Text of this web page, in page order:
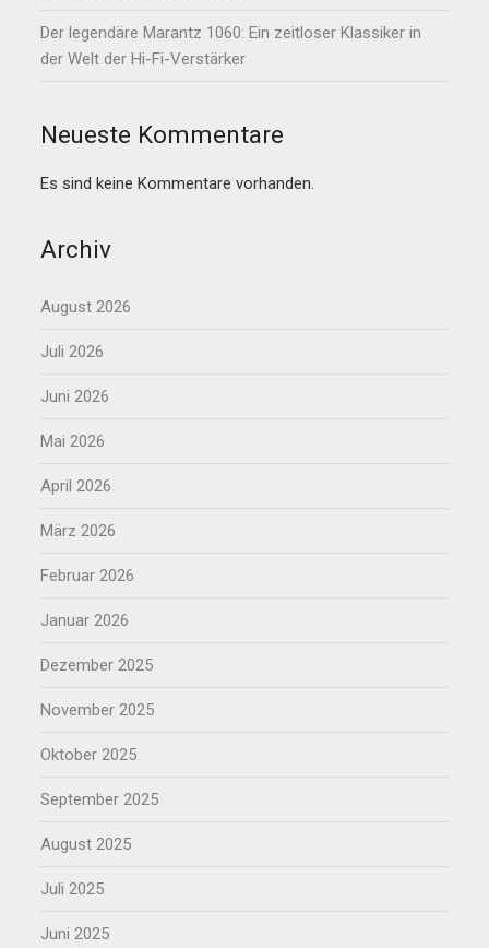
Der legendäre Marantz 1060: Ein zeitloser Klassiker in
der Welt der Hi-Fi-Verstärker
Neueste Kommentare
Es sind keine Kommentare vorhanden.
Archiv
August 2026
Juli 2026
Juni 2026
Mai 2026
April 2026
März 2026
Februar 2026
Januar 2026
Dezember 2025
November 2025
Oktober 2025
September 2025
August 2025
Juli 2025
Juni 2025